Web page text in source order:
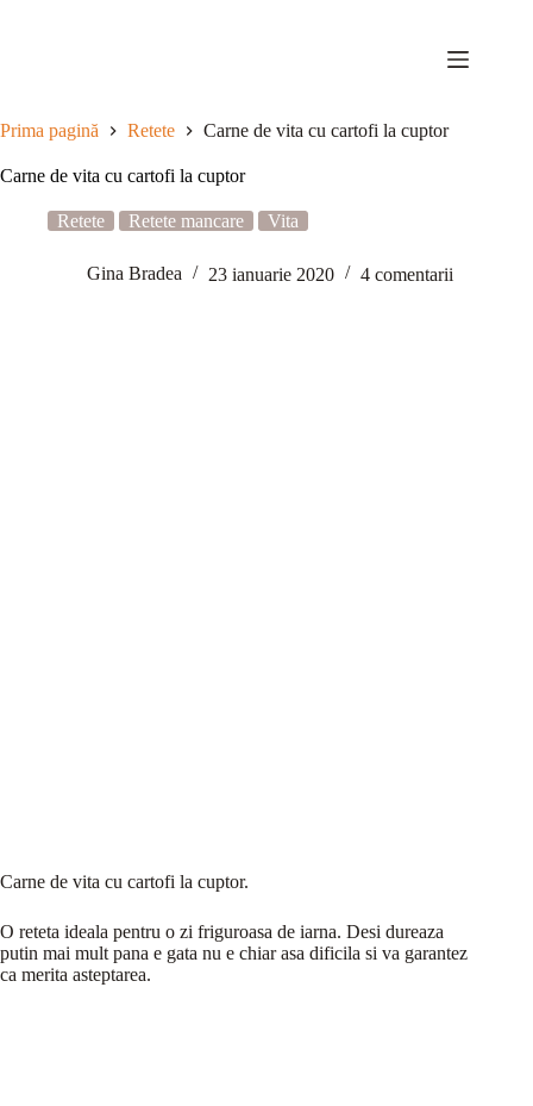
Prima pagină Retete Carne de vita cu cartofi la cuptor
Carne de vita cu cartofi la cuptor
Retete Retete mancare Vita
Gina Bradea 23 ianuarie 2020 4 comentarii
Carne de vita cu cartofi la cuptor.
O reteta ideala pentru o zi friguroasa de iarna. Desi dureaza
putin mai mult pana e gata nu e chiar asa dificila si va garantez
ca merita asteptarea.